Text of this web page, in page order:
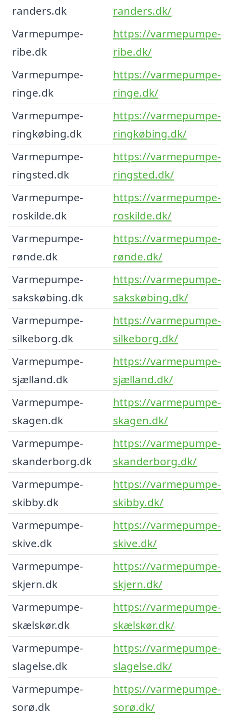
randers.dk
randers.dk/
Varmepumpe-
ribe.dk
https://varmepumpe-
ribe.dk/
Varmepumpe-
ringe.dk
https://varmepumpe-
ringe.dk/
Varmepumpe-
ringkøbing.dk
https://varmepumpe-
ringkøbing.dk/
Varmepumpe-
ringsted.dk
https://varmepumpe-
ringsted.dk/
Varmepumpe-
roskilde.dk
https://varmepumpe-
roskilde.dk/
Varmepumpe-
rønde.dk
https://varmepumpe-
rønde.dk/
Varmepumpe-
sakskøbing.dk
https://varmepumpe-
sakskøbing.dk/
Varmepumpe-
silkeborg.dk
https://varmepumpe-
silkeborg.dk/
Varmepumpe-
sjælland.dk
https://varmepumpe-
sjælland.dk/
Varmepumpe-
skagen.dk
https://varmepumpe-
skagen.dk/
Varmepumpe-
skanderborg.dk
https://varmepumpe-
skanderborg.dk/
Varmepumpe-
skibby.dk
https://varmepumpe-
skibby.dk/
Varmepumpe-
skive.dk
https://varmepumpe-
skive.dk/
Varmepumpe-
skjern.dk
https://varmepumpe-
skjern.dk/
Varmepumpe-
skælskør.dk
https://varmepumpe-
skælskør.dk/
Varmepumpe-
slagelse.dk
https://varmepumpe-
slagelse.dk/
Varmepumpe-
sorø.dk
https://varmepumpe-
sorø.dk/